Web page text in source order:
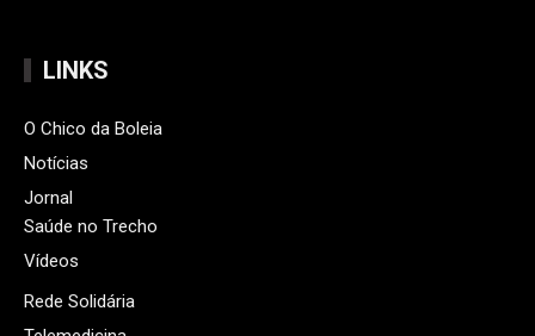
LINKS
O Chico da Boleia
Notícias
Jornal
Saúde no Trecho
Vídeos
Rede Solidária